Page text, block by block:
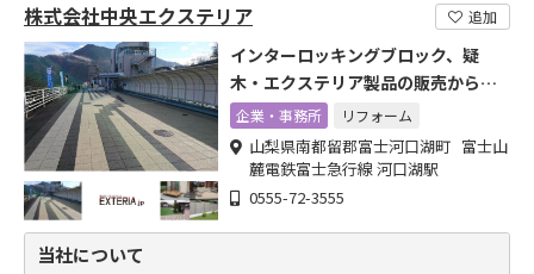
株式会社中央エクステリア 追加
インターロッキングブロック、疑
木・エクステリア製品の販売から施
工まで
企業・事務所 リフォーム
山梨県南都留郡富士河口湖町 富士山
麓電鉄富士急行線 河口湖駅
0555-72-3555
当社について